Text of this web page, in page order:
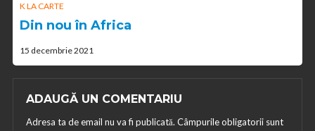
K LA CARTE
Din nou în Africa
15 decembrie 2021
ADAUGĂ UN COMENTARIU
Adresa ta de email nu va fi publicată. Câmpurile obligatorii sunt